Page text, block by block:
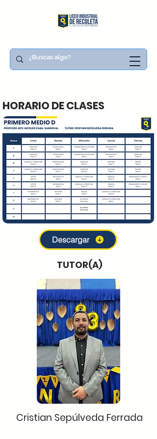
HORARIO DE CLASES
PRIMERO MEDIO D
Descargar
TUTOR(A)
Cristian Sepúlveda Ferrada